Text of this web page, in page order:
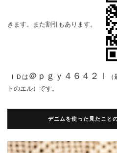
きます。また割引もあります。
ＩＤは ＠ｐｇｙ４６４２ｌ
トのエル）です。
デニムを使った見たこと